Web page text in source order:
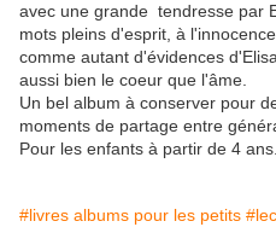
avec une grande tendresse par
mots pleins d'esprit, à
comme autant d'évidences
aussi bien le coeur que l'âme.
Un bel album à conserver pour
moments de partage entre
Pour les enfants à partir de 4 ans.
#livres albums pour les petits